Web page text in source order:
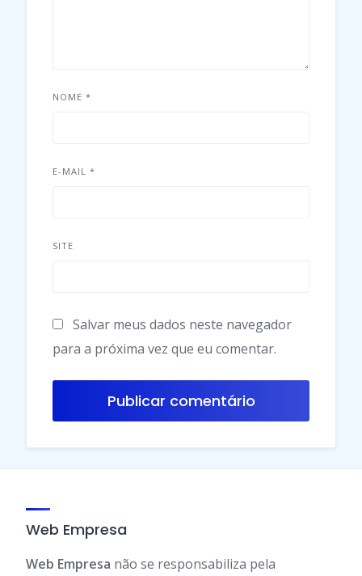
NOME *
E-MAIL *
SITE
Salvar meus dados neste navegador
para a próxima vez que eu comentar.
Web Empresa
Web Empresa não se responsabiliza pela